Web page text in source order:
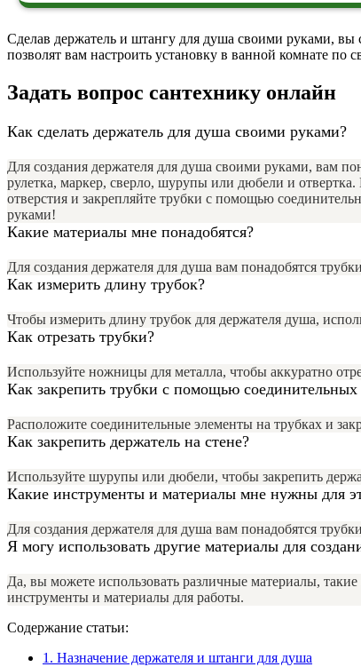
Сделав держатель и штангу для душа своими руками, вы
позволят вам настроить установку в ванной комнате
Задать вопрос сантехнику онлайн
Как сделать держатель для душа своими руками?
Для создания держателя для душа своими руками, вам
рулетка, маркер, сверло, шурупы или дюбели и
отверстия и закрепляйте трубки с помощью
руками!
Какие материалы мне понадобятся?
Для создания держателя для душа вам понадобятся
Как измерить длину трубок?
Чтобы измерить длину трубок для держателя душа,
Как отрезать трубки?
Используйте ножницы для металла, чтобы аккуратно
Как закрепить трубки с помощью соединительных
Расположите соединительные элементы на трубках и
Как закрепить держатель на стене?
Используйте шурупы или дюбели, чтобы закрепить
Какие инструменты и материалы мне нужны для
Для создания держателя для душа вам понадобятся
Я могу использовать другие материалы для
Да, вы можете использовать различные материалы,
инструменты и материалы для работы.
Содержание статьи:
1. Назначение держателя и штанги для душа